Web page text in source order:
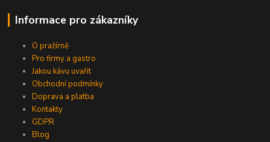
Informace pro zákazníky
O pražírně
Pro firmy a gastro
Jakou kávu uvařit
Obchodní podmínky
Doprava a platba
Kontakty
GDPR
Blog